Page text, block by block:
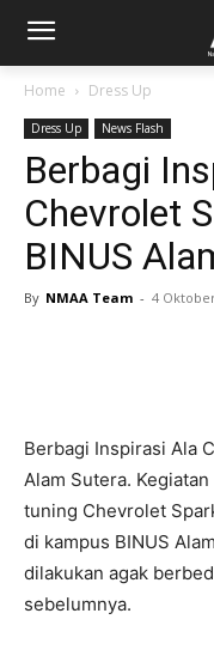
Home Dress Up
Dress Up News Flash
Berbagi
Chevrolet
BINUS
By NMAA Team - 4
Berbagi Inspirasi Ala
Alam Sutera.
tuning Chevrolet
di kampus BINUS
dilakukan agak
sebelumnya.